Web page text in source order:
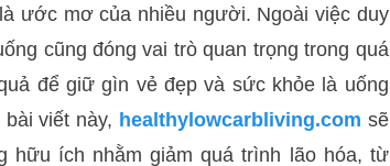
ước mơ của nhiều người. Ngoài việc duy
cũng đóng vai trò quan trọng trong quá
để giữ gìn vẻ đẹp và sức khỏe là uống
viết này, healthylowcarbliving.com sẽ
hữu ích nhằm giảm quá trình lão hóa, từ